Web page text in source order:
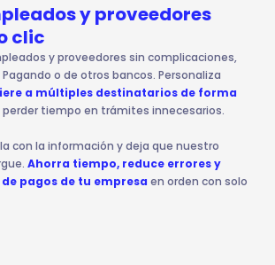
y proveedores
clic
y proveedores sin complicaciones,
o de otros bancos. Personaliza
a múltiples destinatarios de forma
perder tiempo en trámites innecesarios.
con la información y deja que nuestro
Ahorra tiempo, reduce errores y
pagos de tu empresa en orden con solo